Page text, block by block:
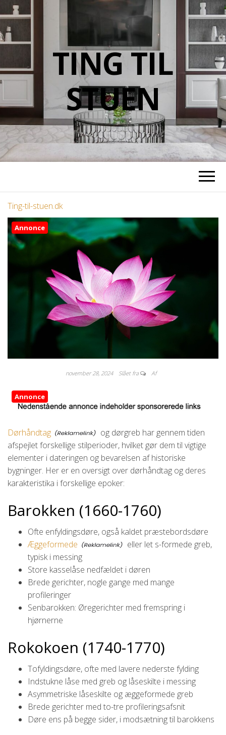
TING TIL
STUEN
Ting-til-stuen.dk
Annonce
november 28, 2024 Slået fra Af
Annonce
Dørhåndtag
og dørgreb har gennem tiden
afspejlet forskellige stilperioder, hvilket gør dem til vigtige
elementer i dateringen og bevarelsen af historiske
bygninger. Her er en oversigt over dørhåndtag og deres
karakteristika i forskellige epoker:
Barokken (1660-1760)
Ofte enfyldingsdøre, også kaldet præstebordsdøre
Æggeformede
eller let s-formede greb,
typisk i messing
Store kasselåse nedfældet i døren
Brede gerichter, nogle gange med mange
profileringer
Senbarokken: Øregerichter med fremspring i
hjørnerne
Rokokoen (1740-1770)
Tofyldingsdøre, ofte med lavere nederste fylding
Indstukne låse med greb og låseskilte i messing
Asymmetriske låseskilte og æggeformede greb
Brede gerichter med to-tre profileringsafsnit
Døre ens på begge sider, i modsætning til barokkens